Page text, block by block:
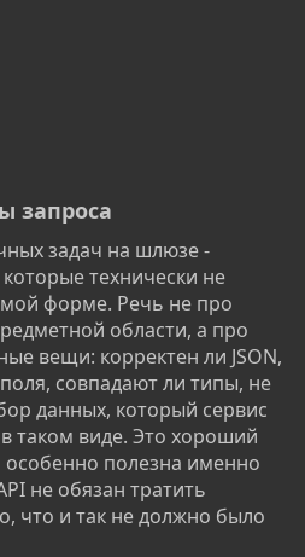
запроса​
задач на шлюзе -
технически не
форме. Речь не про
области, а про
вещи: корректен ли JSON,
совпадают ли типы, не
данных, который сервис
таком виде. Это хороший
полезна именно
не обязан тратить
что и так не должно было